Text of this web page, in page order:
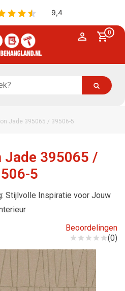
0
Jade 395065 / 39506-5
Jade 395065 /
5
Stijlvolle Inspiratie voor Jouw
Beoordelingen
(0)